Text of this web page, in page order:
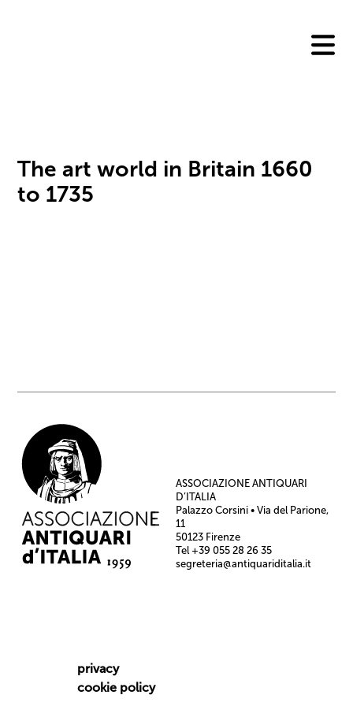
The art world in Britain 1660
to 1735
ASSOCIAZIONE ANTIQUARI
D’ITALIA
Palazzo Corsini • Via del Parione,
11
50123 Firenze
Tel +39 055 28 26 35
segreteria@antiquariditalia.it
privacy
cookie policy